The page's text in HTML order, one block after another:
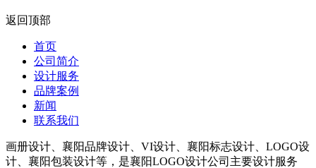
返回顶部
首页
公司简介
设计服务
品牌案例
新闻
联系我们
画册设计、襄阳品牌设计、VI设计、襄阳标志设计、LOGO设
计、襄阳包装设计等，是襄阳LOGO设计公司主要设计服务